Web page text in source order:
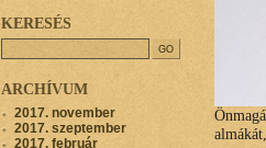
KERESÉS
ARCHÍVUM
2017. november
2017. szeptember
2017. február